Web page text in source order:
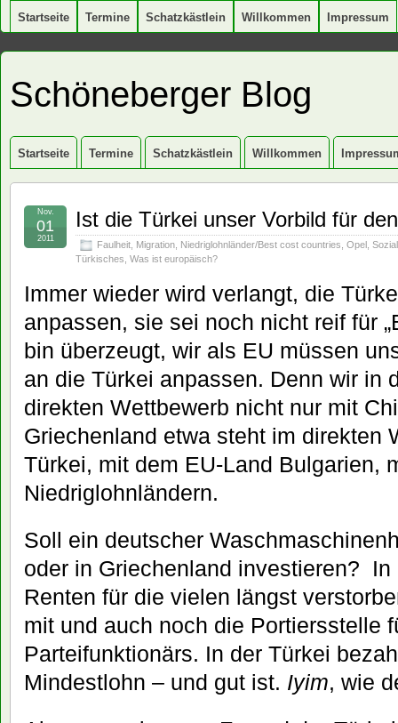
Startseite Termine Schatzkästlein Willkommen Impressum
Schöneberger Blog
Startseite Termine Schatzkästlein Willkommen
Ist die Türkei unser Vorbild für
Faulheit Migration Niedriglohnländer/Best cost countries Opel
Türkisches Was ist europäisch?
Nov.
01
2011
Immer wieder wird verlangt, die
anpassen, sie sei noch nicht reif für
bin überzeugt, wir als EU müssen
an die Türkei anpassen. Denn wir in
direkten Wettbewerb nicht nur mit
Griechenland etwa steht im direkten
Türkei, mit dem EU-Land Bulgarien,
Niedriglohnländern.
Soll ein deutscher
oder in Griechenland investieren?
Renten für die vielen längst
mit und auch noch die Portiersstelle
Parteifunktionärs. In der Türkei
Mindestlohn – und gut ist. Iyim, wie